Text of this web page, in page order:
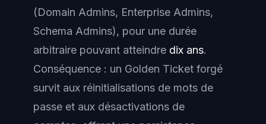
(Domain Admins, Enterprise Admins,
Schema Admins), pour une durée
arbitraire pouvant atteindre dix ans.
Conséquence : un Golden Ticket forgé
survit aux réinitialisations de mots de
passe et aux désactivations de